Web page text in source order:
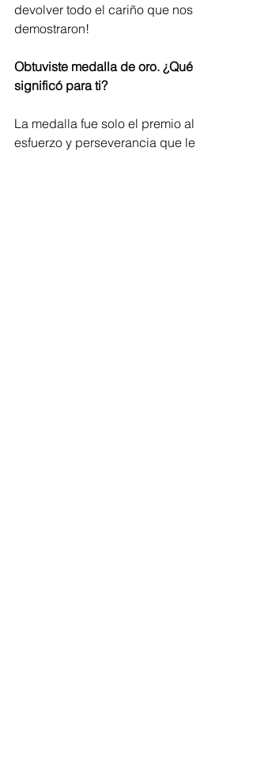
devolver todo el cariño que nos
demostraron!
Obtuviste medalla de oro. ¿Qué
significó para ti?
La medalla fue solo el premio al
esfuerzo y perseverancia que le